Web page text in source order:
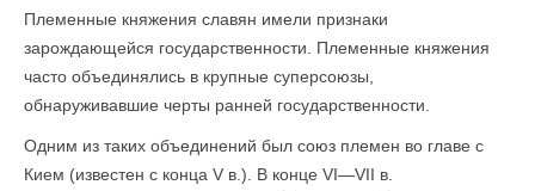
Племенные княжения славян имели признаки
зарождающейся государственности. Племенные княжения
часто объединялись в крупные суперсоюзы,
обнаруживавшие черты ранней государственности.
Одним из таких объединений был союз племен во главе с
Кием (известен с конца V в.). В конце VI—VII в.